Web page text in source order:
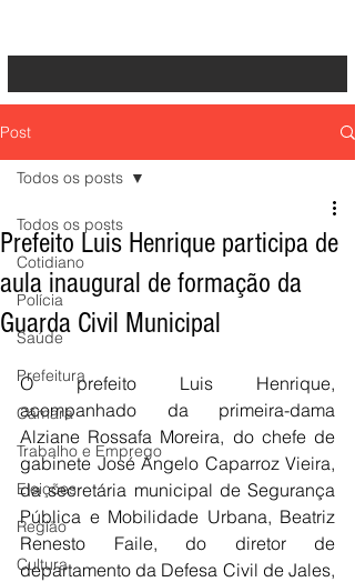
Post
Todos os posts
Cotidiano
Polícia
Saúde
Prefeitura
Câmara
Trabalho e Emprego
Eleições
Região
Cultura
Todos os posts
Prefeito Luis Henrique participa de
aula inaugural de formação da
Guarda Civil Municipal
O prefeito Luis Henrique,
acompanhado da primeira-dama
Alziane Rossafa Moreira, do chefe de
gabinete José Angelo Caparroz Vieira,
da secretária municipal de Segurança
Pública e Mobilidade Urbana, Beatriz
Renesto Faile, do diretor de
departamento da Defesa Civil de Jales,